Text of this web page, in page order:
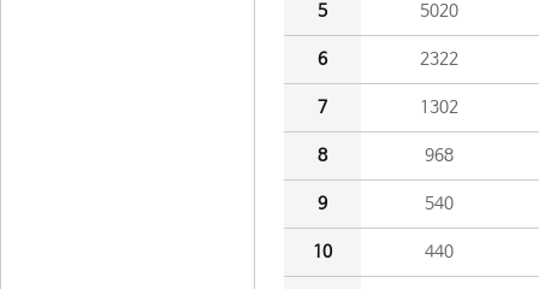
5 5020
6 2322
7 1302
8 968
9 540
10 440